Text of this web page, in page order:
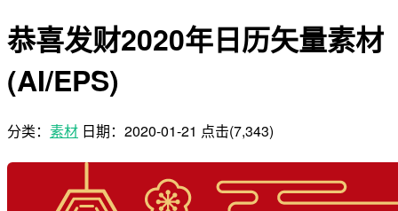
恭喜发财2020年日历矢量素材
(AI/EPS)
分类： 素材 日期： 2020-01-21 点击(7,343)